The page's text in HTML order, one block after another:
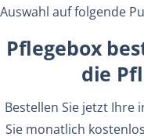
Auswahl auf folgende
Pflegebox
die
Bestellen Sie jetzt Ihre
Sie monatlich